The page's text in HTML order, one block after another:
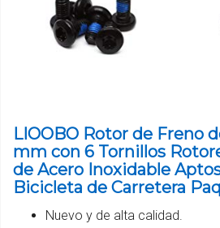
LIOOBO Rotor de Freno
mm con 6 Tornillos
de Acero Inoxidable
Bicicleta de Carretera
Nuevo y de alta calidad.